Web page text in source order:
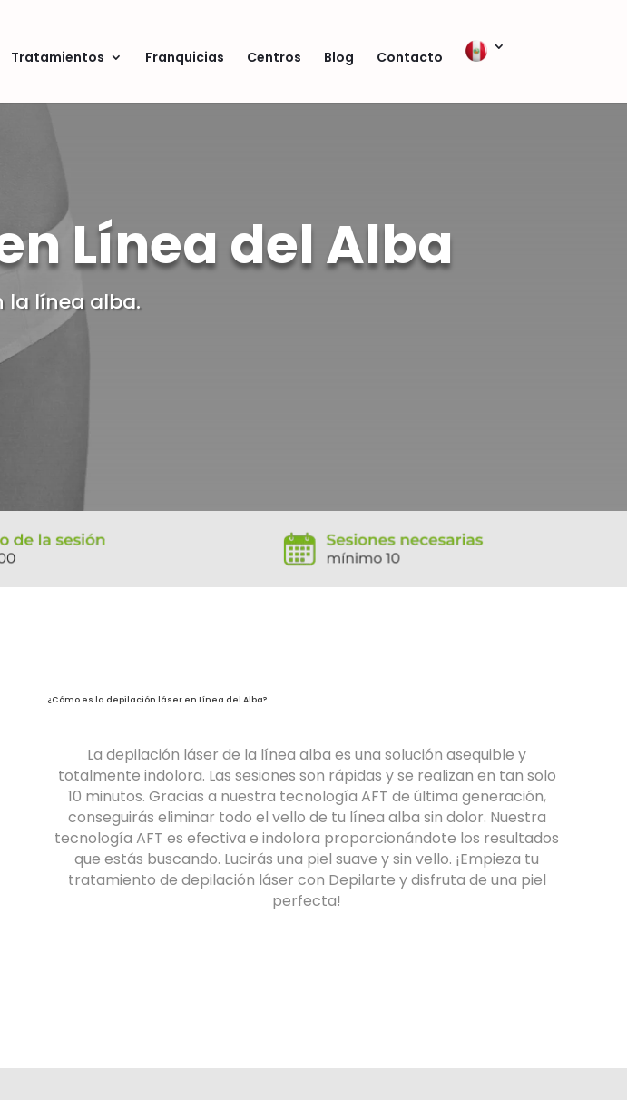
Tratamientos Franquicias Centros Blog Contacto
Línea del Alba
la línea alba.
¿Cómo es la depilación láser en Línea del Alba?
La depilación láser de la línea alba es una solución asequible y
totalmente indolora. Las sesiones son rápidas y se realizan en tan solo
10 minutos. Gracias a nuestra tecnología AFT de última generación,
conseguirás eliminar todo el vello de tu línea alba sin dolor. Nuestra
tecnología AFT es efectiva e indolora proporcionándote los resultados
que estás buscando. Lucirás una piel suave y sin vello. ¡Empieza tu
tratamiento de depilación láser con Depilarte y disfruta de una piel
perfecta!